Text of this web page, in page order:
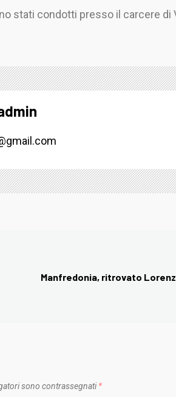
stati condotti presso il carcere di
Manfredonia, ritrovato
sono contrassegnati *